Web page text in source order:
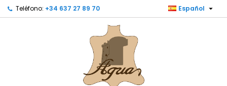
Teléfono: +34 637 27 89 70 Español 